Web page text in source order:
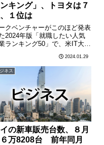
キング」、トヨタは７
１位は
クベンチャーがこのほど発表
2024年版「就職したい人気
ランキング50」で、米IT大手
方、上位10社ではタイの大手
の人気が際立つ結果となっ
同ランキングは、バンコク首
圏に在住する22～35歳………
2024.01.29
ネス
の新車販売台数、８月
万8208台 前年同月